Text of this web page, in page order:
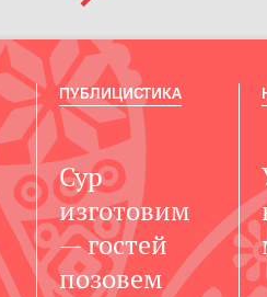
Сур
изготовим
— гостей
позовем
ПУБЛИЦИСТИКА